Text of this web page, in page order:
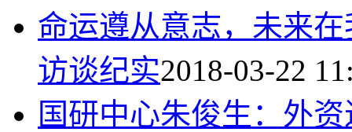
命运遵从意志，未来
访谈纪实2018-03-22
国研中心朱俊生：外